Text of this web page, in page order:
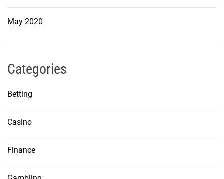
May 2020
Categories
Betting
Casino
Finance